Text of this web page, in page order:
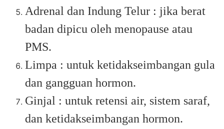
Adrenal dan Indung Telur : jika berat
badan dipicu oleh menopause atau
PMS.
Limpa : untuk ketidakseimbangan gula
dan gangguan hormon.
Ginjal : untuk retensi air, sistem saraf,
dan ketidakseimbangan hormon.